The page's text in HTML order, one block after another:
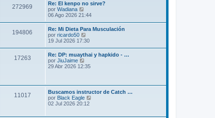
l
t
i
m
o
m
e
n
s
a
j
e
272969
Re: El kenpo no sirve?
por Wadiana
e
l
t
i
m
o
e
a
j
e
06 Ago 2026 21:44
194806
Re: Mi Dieta Para Musculación
por ricardo50
e
l
t
i
m
e
n
s
j
19 Jul 2026 17:30
17263
Re: DP: muaythai y hapkido - …
por JiuJaime
e
i
m
o
29 Abr 2026 12:35
11017
Buscamos instructor de Catch …
por Black Eagle
02 Jul 2026 20:12